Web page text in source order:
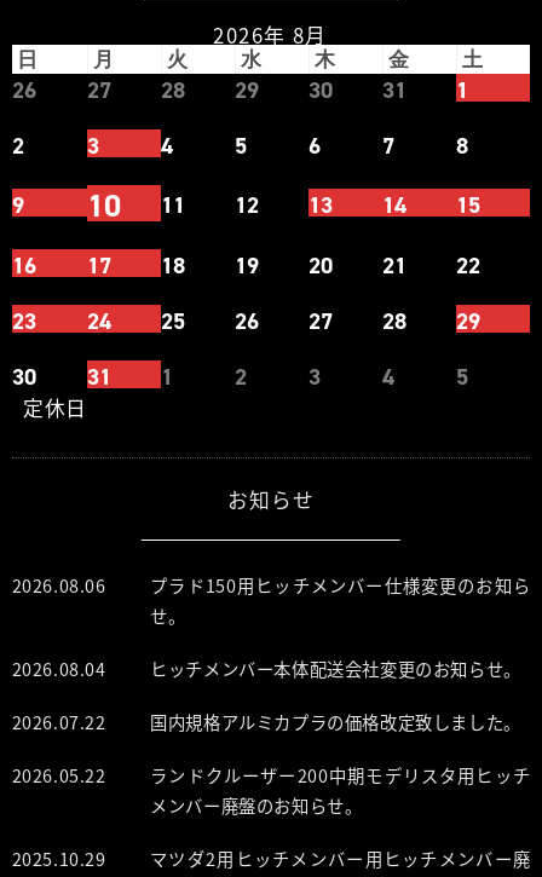
2026年 8月
日 月 火 水 木 金 土
26 27 28 29 30 31
1
2
3 4 5 6 7
8
9
10 11 12 13 14
15
16
17 18 19 20 21
22
23
24 25 26 27 28
29
30
31 1 2 3 4 5
定休日
お知らせ
2026.08.06
プラド150用ヒッチメンバー仕様変更のお知ら
せ。
2026.08.04 ヒッチメンバー本体配送会社変更のお知らせ。
2026.07.22 国内規格アルミカプラの価格改定致しました。
2026.05.22
ランドクルーザー200中期モデリスタ用ヒッチ
メンバー廃盤のお知らせ。
2025.10.29
マツダ2用ヒッチメンバー用ヒッチメンバー廃